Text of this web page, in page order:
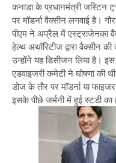
कनाडा के प्रधानमंत्री जस्टिन
पर मॉडर्ना वैक्सीन लगवाई है।
पीएम ने अप्रैल में एस्ट्राजेनका
हेल्थ अथॉरिटीज द्वारा वैक्सीन
उन्होंने यह डिसीजन लिया है।
एडवाइजरी कमेटी ने घोषणा की
डोज के तौर पर मॉडर्ना या
इसके पीछे जर्मनी में हुई स्टडी का